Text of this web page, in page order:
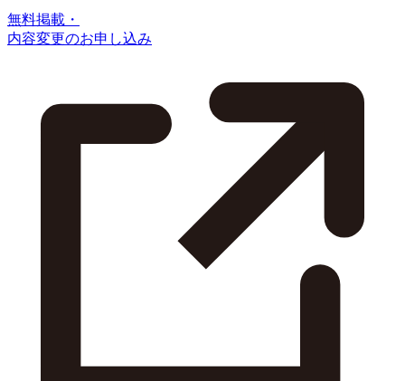
無料掲載・
内容変更のお申し込み